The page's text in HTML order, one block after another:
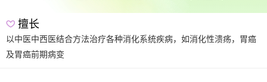
擅长
以中医中西医结合方法治疗各种消化系统疾病，如消化性溃疡，胃癌
及胃癌前期病变